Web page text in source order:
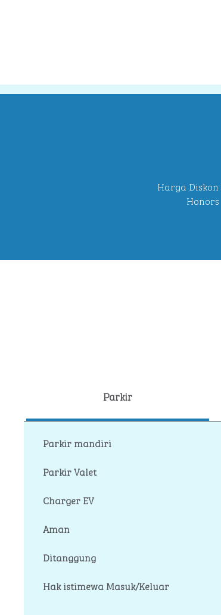
Harga
Honors
Parkir
Parkir mandiri
Parkir Valet
Charger EV
Aman
Ditanggung
Hak istimewa Masuk/Keluar